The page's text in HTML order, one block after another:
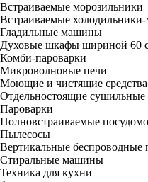
Встраиваемые морозильники
Встраиваемые
Гладильные машины
Духовые шкафы шириной 60
Комби-пароварки
Микроволновые печи
Моющие и чистящие
Отдельностоящие
Пароварки
Полновстраиваемые
Пылесосы
Вертикальные беспроводные
Стиральные машины
Техника для кухни